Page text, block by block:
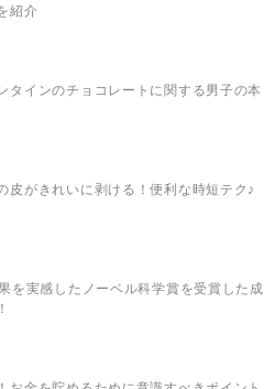
紹介
タインのチョコレートに関する男子の本
がきれいに剥ける！便利な時短テク♪
を実感したノーベル科学賞を受賞した成